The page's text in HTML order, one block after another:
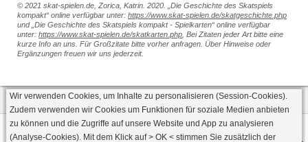
© 2021 skat-spielen.de, Zorica, Katrin. 2020. „Die Geschichte des Skatspiels
kompakt“ online verfügbar unter: https://www.skat-spielen.de/skatgeschichte.php
und „Die Geschichte des Skatspiels kompakt - Spielkarten“ online verfügbar
unter: https://www.skat-spielen.de/skatkarten.php , Bei Zitaten jeder Art bitte eine
kurze Info an uns. Für Großzitate bitte vorher anfragen. Über Hinweise oder
Ergänzungen freuen wir uns jederzeit.
Wir verwenden Cookies, um Inhalte zu personalisieren (Session-Cookies).
Zudem verwenden wir Cookies um Funktionen für soziale Medien anbieten
zu können und die Zugriffe auf unsere Website und App zu analysieren
(Analyse-Cookies). Mit dem Klick auf> OK < stimmen Sie zusätzlich der